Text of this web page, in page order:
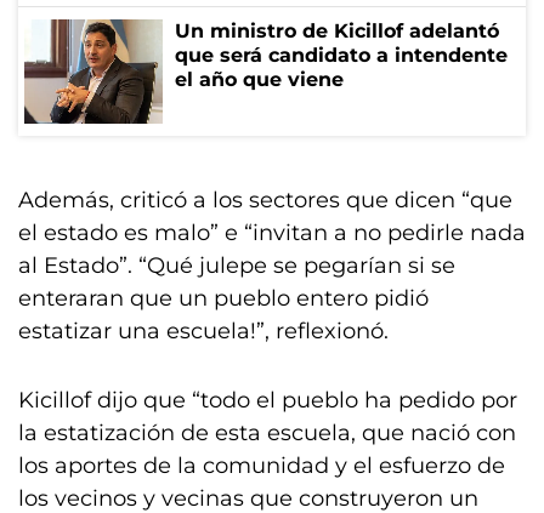
Un ministro de Kicillof adelantó
que será candidato a intendente
el año que viene
Además, criticó a los sectores que dicen “que
el estado es malo” e “invitan a no pedirle nada
al Estado”. “Qué julepe se pegarían si se
enteraran que un pueblo entero pidió
estatizar una escuela!”, reflexionó.
Kicillof dijo que “todo el pueblo ha pedido por
la estatización de esta escuela, que nació con
los aportes de la comunidad y el esfuerzo de
los vecinos y vecinas que construyeron un